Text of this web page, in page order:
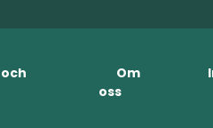
Om
oss